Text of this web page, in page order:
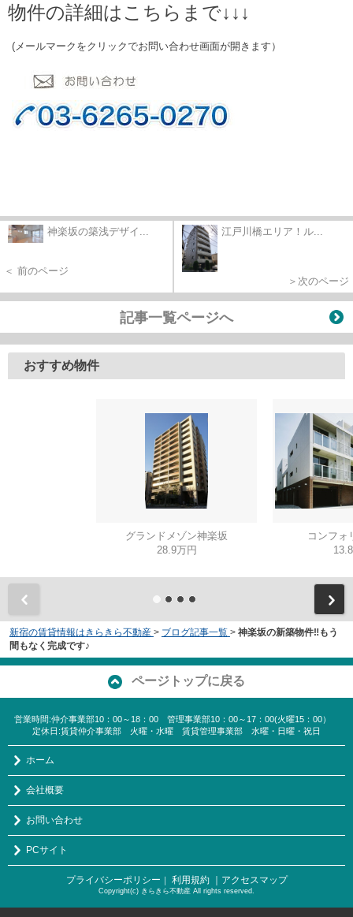
物件の詳細はこちらまで↓↓↓
(メールマークをクリックでお問い合わせ画面が開きます）
神楽坂の築浅デザイ...
＜ 前のページ
江戸川橋エリア！ル...
＞次のページ
記事一覧ページへ
おすすめ物件
グランドメゾン神楽坂
28.9万円
コンフォ
新宿の賃貸情報はきらきら不動産 > ブログ記事一覧 > 神楽坂の新築物件‼もう
間もなく完成です♪
ページトップに戻る
営業時間:仲介事業部10：00～18：00 管理事業部10：00～17：00(火曜15：00）
定休日:賃貸仲介事業部 火曜・水曜 賃貸管理事業部 水曜・日曜・祝日
ホーム
会社概要
お問い合わせ
PCサイト
プライバシーポリシー ｜ 利用規約 ｜アクセスマップ
Copyright(c) きらきら不動産 All rights reserved.